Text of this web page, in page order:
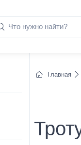
Главная